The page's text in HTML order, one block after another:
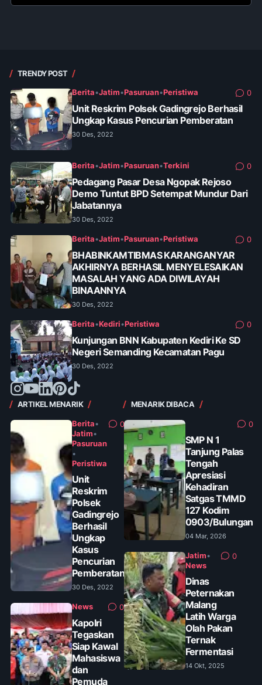
TRENDY POST
Berita•Jatim•Pasuruan•Peristiwa 0
Unit Reskrim Polsek Gadingrejo Berhasil
Ungkap Kasus Pencurian Pemberatan
30 Des, 2022
Berita•Jatim•Pasuruan•Terkini 0
Pedagang Pasar Desa Ngopak Rejoso
Demo Tuntut BPD Setempat Mundur Dari
Jabatannya
30 Des, 2022
Berita•Jatim•Pasuruan•Peristiwa 0
BHABINKAMTIBMAS KARANGANYAR
AKHIRNYA BERHASIL MENYELESAIKAN
MASALAH YANG ADA DIWILAYAH
BINAANNYA
30 Des, 2022
Berita•Kediri•Peristiwa 0
Kunjungan BNN Kabupaten Kediri Ke SD
Negeri Semanding Kecamatan Pagu
30 Des, 2022
ARTIKEL MENARIK
Berita•
Jatim•
Pasuruan
•
Peristiwa
0
Unit
Reskrim
Polsek
Gadingrejo
Berhasil
Ungkap
Kasus
Pencurian
Pemberatan
30 Des, 2022
News 0
Kapolri
Tegaskan
Siap Kawal
Mahasiswa
dan
Pemuda
MENARIK DIBACA
0
SMP N 1
Tanjung Palas
Tengah
Apresiasi
Kehadiran
Satgas TMMD
127 Kodim
0903/Bulungan
04 Mar, 2026
Jatim•
News
0
Dinas
Peternakan
Malang
Latih Warga
Olah Pakan
Ternak
Fermentasi
14 Okt, 2025